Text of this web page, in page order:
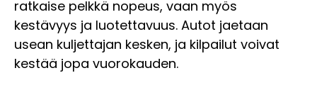
ratkaise pelkkä nopeus, vaan myös
kestävyys ja luotettavuus. Autot jaetaan
usean kuljettajan kesken, ja kilpailut voivat
kestää jopa vuorokauden.